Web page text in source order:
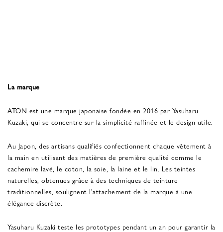
La marque
ATON est une marque japonaise fondée en 2016 par Yasuharu
Kuzaki, qui se concentre sur la simplicité raffinée et le design utile.
Au Japon, des artisans qualifiés confectionnent chaque vêtement à
la main en utilisant des matières de première qualité comme le
cachemire lavé, le coton, la soie, la laine et le lin. Les teintes
naturelles, obtenues grâce à des techniques de teinture
traditionnelles, soulignent l'attachement de la marque à une
élégance discrète.
Yasuharu Kuzaki teste les prototypes pendant un an pour garantir la